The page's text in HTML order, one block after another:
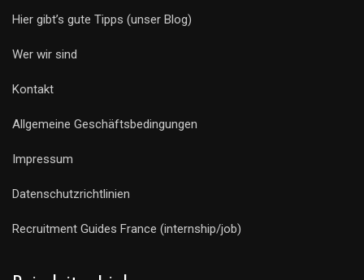
Hier gibt’s gute Tipps (unser Blog)
Wer wir sind
Kontakt
Allgemeine Geschäftsbedingungen
Impressum
Datenschutzrichtlinien
Recruitment Guides France (internship/job)